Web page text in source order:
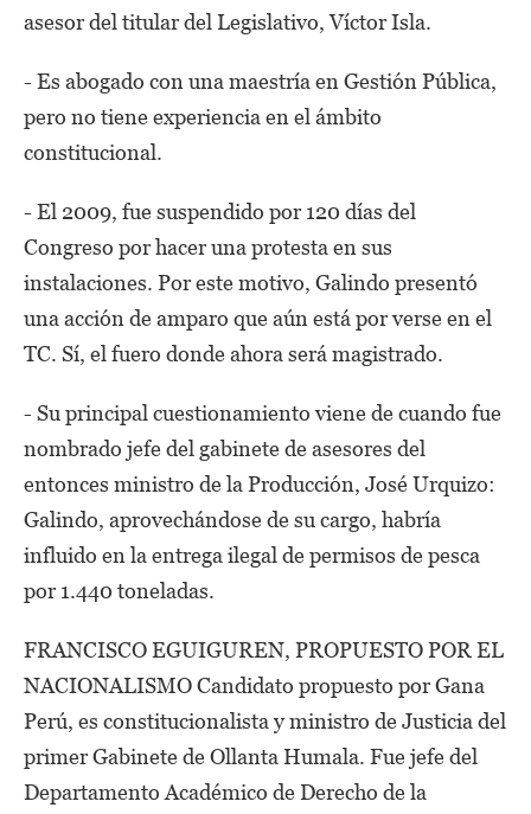
asesor del titular del Legislativo, Víctor Isla.
- Es abogado con una maestría en Gestión Pública,
pero no tiene experiencia en el ámbito
constitucional.
- El 2009, fue suspendido por 120 días del
Congreso por hacer una protesta en sus
instalaciones. Por este motivo, Galindo presentó
una acción de amparo que aún está por verse en el
TC. Sí, el fuero donde ahora será magistrado.
- Su principal cuestionamiento viene de cuando fue
nombrado jefe del gabinete de asesores del
entonces ministro de la Producción, José Urquizo:
Galindo, aprovechándose de su cargo, habría
influido en la entrega ilegal de permisos de pesca
por 1.440 toneladas.
FRANCISCO EGUIGUREN, PROPUESTO POR EL
NACIONALISMO Candidato propuesto por Gana
Perú, es constitucionalista y ministro de Justicia del
primer Gabinete de Ollanta Humala. Fue jefe del
Departamento Académico de Derecho de la